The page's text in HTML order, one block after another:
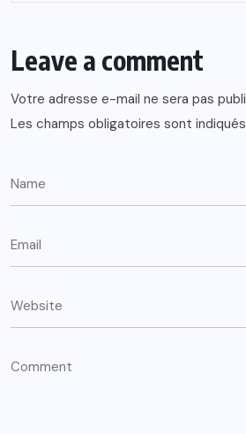
Leave a comment
Votre adresse e-mail ne sera pas
Les champs obligatoires sont